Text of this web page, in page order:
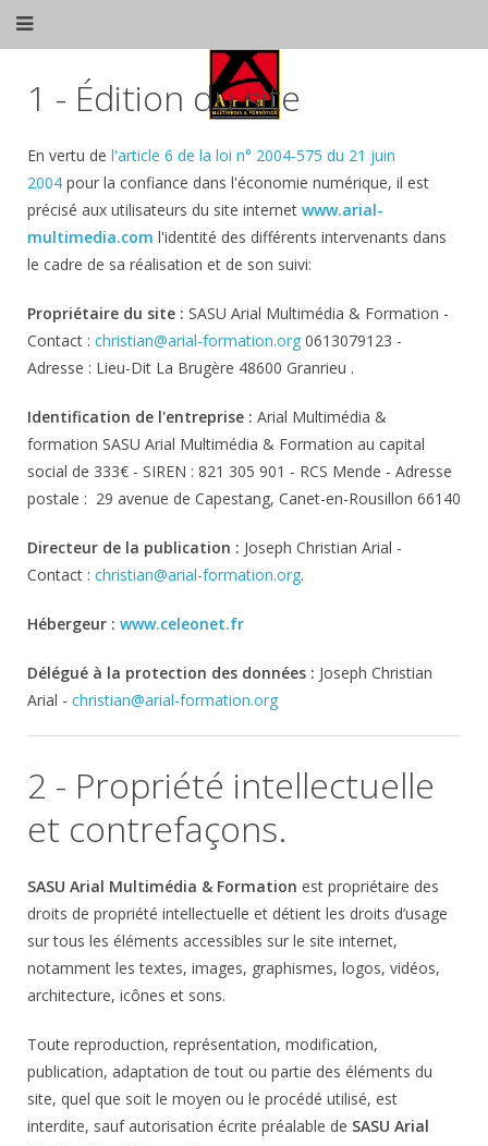
1 - Édition du site
En vertu de l'article 6 de la loi n° 2004-575 du 21 juin
2004 pour la confiance dans l'économie numérique, il est
précisé aux utilisateurs du site internet www.arial-
multimedia.com l'identité des différents intervenants dans
le cadre de sa réalisation et de son suivi:
Propriétaire du site : SASU Arial Multimédia & Formation -
Contact : christian@arial-formation.org 0613079123 -
Adresse : Lieu-Dit La Brugère 48600 Granrieu .
Identification de l'entreprise : Arial Multimédia &
formation SASU Arial Multimédia & Formation au capital
social de 333€ - SIREN : 821 305 901 - RCS Mende - Adresse
postale : 29 avenue de Capestang, Canet-en-Rousillon 66140
Directeur de la publication : Joseph Christian Arial -
Contact : christian@arial-formation.org.
Hébergeur : www.celeonet.fr
Délégué à la protection des données : Joseph Christian
Arial - christian@arial-formation.org
2 - Propriété intellectuelle
et contrefaçons.
SASU Arial Multimédia & Formation est propriétaire des
droits de propriété intellectuelle et détient les droits d’usage
sur tous les éléments accessibles sur le site internet,
notamment les textes, images, graphismes, logos, vidéos,
architecture, icônes et sons.
Toute reproduction, représentation, modification,
publication, adaptation de tout ou partie des éléments du
site, quel que soit le moyen ou le procédé utilisé, est
interdite, sauf autorisation écrite préalable de SASU Arial